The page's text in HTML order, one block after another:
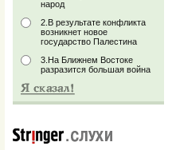
народ
2.В результате конфликта
возникнет новое
государство Палестина
3.На Ближнем Востоке
разразится большая война